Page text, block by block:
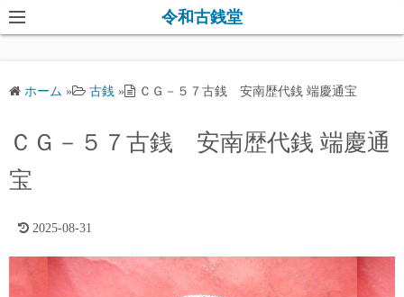
コ
ン
キ
令和古銭堂
ホーム » 古銭 » ＣＧ－５７古銭 安南歴代銭 端慶通宝
ＣＧ－５７古銭 安南歴代銭 端慶通
宝
2025-08-31